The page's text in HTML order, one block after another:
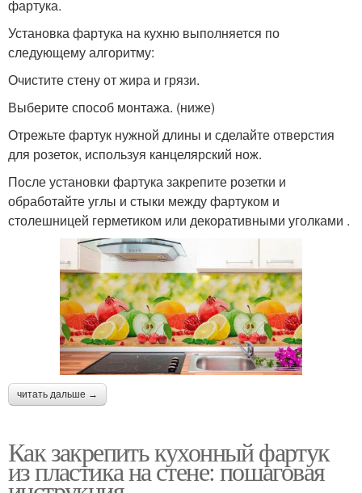
фартука.
Установка фартука на кухню выполняется по
следующему алгоритму:
Очистите стену от жира и грязи.
Выберите способ монтажа. (ниже)
Отрежьте фартук нужной длины и сделайте отверстия
для розеток, используя канцелярский нож.
После установки фартука закрепите розетки и
обработайте углы и стыки между фартуком и
столешницей герметиком или декоративными уголками .
читать дальше →
Как закрепить кухонный фартук
из пластика на стене: пошаговая